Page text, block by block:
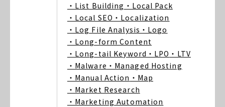
・List Building ・Local Pack
・Local SEO ・Localization
・Log File Analysis ・Logo
・Long-form Content
・Long-tail Keyword ・LPO ・LTV
・Malware ・Managed Hosting
・Manual Action ・Map
・Market Research
・Marketing Automation